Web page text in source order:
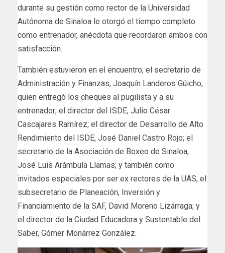
durante su gestión como rector de la Universidad
Autónoma de Sinaloa le otorgó el tiempo completo
como entrenador, anécdota que recordaron ambos con
satisfacción.
También estuvieron en el encuentro, el secretario de
Administración y Finanzas, Joaquín Landeros Güicho,
quien entregó los cheques al pugilista y a su
entrenador; el director del ISDE, Julio César
Cascajares Ramírez; el director de Desarrollo de Alto
Rendimiento del ISDE, José Daniel Castro Rojo; el
secretario de la Asociación de Boxeo de Sinaloa,
José Luis Arámbula Llamas; y también como
invitados especiales por ser ex rectores de la UAS, el
subsecretario de Planeación, Inversión y
Financiamiento de la SAF, David Moreno Lizárraga; y
el director de la Ciudad Educadora y Sustentable del
Saber, Gómer Monárrez González.